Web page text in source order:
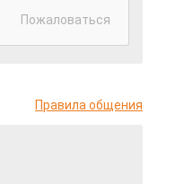
Пожаловаться
Правила общения